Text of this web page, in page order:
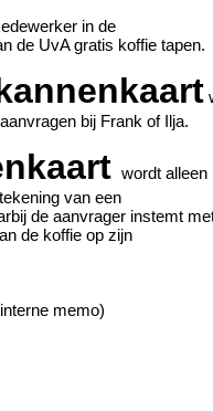
in de
de UvA gratis koffie tapen.
bij Frank of Ilja.
wordt alleen
van een
de aanvrager instemt
de koffie op zijn
memo)